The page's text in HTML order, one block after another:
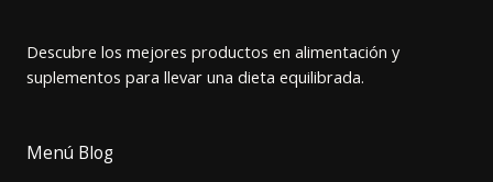
Descubre los mejores productos en alimentación y
suplementos para llevar una dieta equilibrada.
Menú Blog